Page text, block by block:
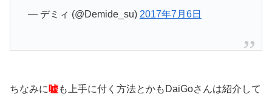
— デミィ (@Demide_su) 2017年7月6日
ちなみに 嘘も上手に付く方法とかもDaiGoさんは紹介して